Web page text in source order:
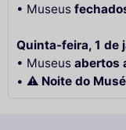
• Museus
Quinta-feira, 1 de
• Museus abertos
• ⚠️ Noite do